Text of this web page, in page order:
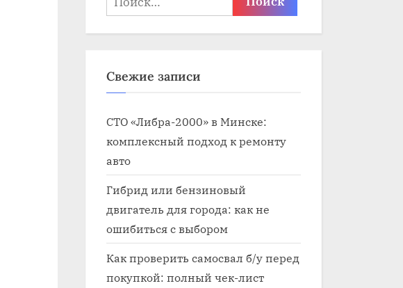
Свежие записи
СТО «Либра-2000» в Минске:
комплексный подход к ремонту
авто
Гибрид или бензиновый
двигатель для города: как не
ошибиться с выбором
Как проверить самосвал б/у перед
покупкой: полный чек-лист